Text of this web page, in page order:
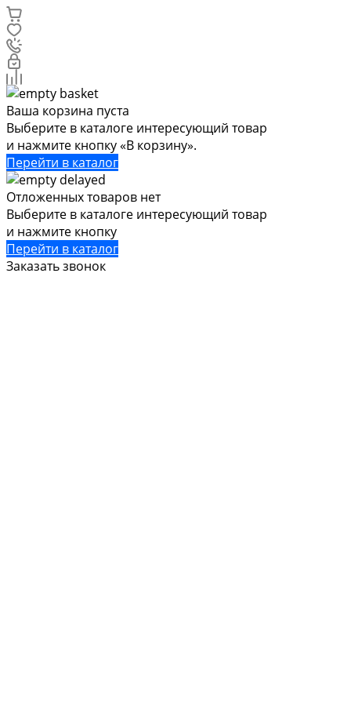
Ваша корзина пуста
Выберите в каталоге интересующий товар
и нажмите кнопку «В корзину».
Перейти в каталог
Отложенных товаров нет
Выберите в каталоге интересующий товар
и нажмите кнопку
Перейти в каталог
Заказать звонок